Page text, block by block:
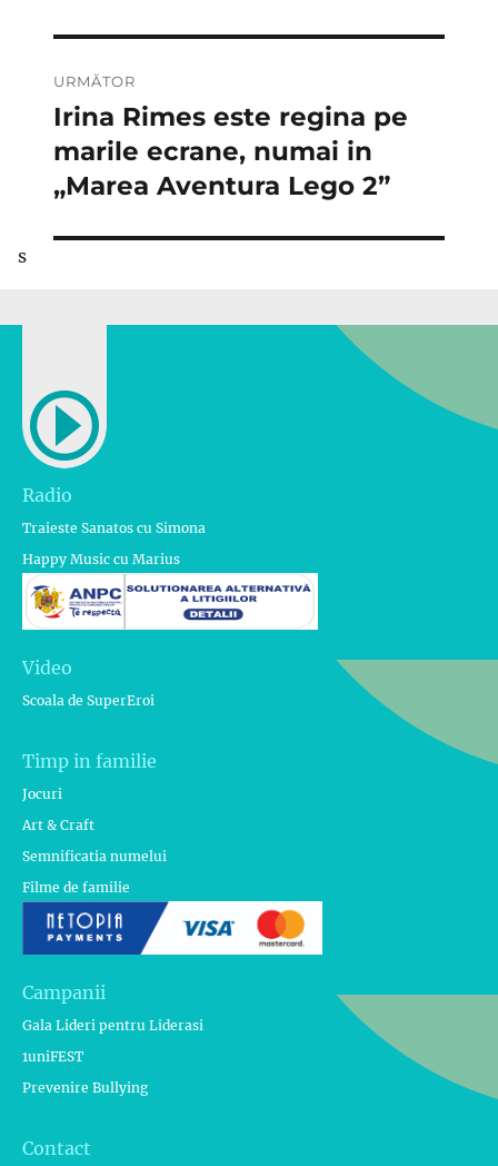
URMĂTOR
Articolul
următor:
Irina Rimes este regina pe
marile ecrane, numai in
„Marea Aventura Lego 2”
s
Radio
Traieste Sanatos cu Simona
Happy Music cu Marius
Video
Scoala de SuperEroi
Timp in familie
Jocuri
Art & Craft
Semnificatia numelui
Filme de familie
Campanii
Gala Lideri pentru Liderasi
1uniFEST
Prevenire Bullying
Contact